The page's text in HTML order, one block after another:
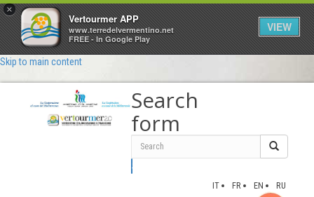
×
Vertourmer APP
www.terredelvermentino.net
FREE - In Google Play
VIEW
Skip to main content
Search
form
Search
IT FR EN RU